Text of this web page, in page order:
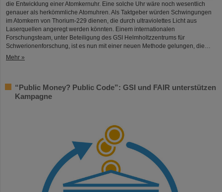
die Entwicklung einer Atomkernuhr. Eine solche Uhr wäre noch wesentlich
genauer als herkömmliche Atomuhren. Als Taktgeber würden Schwingungen
im Atomkern von Thorium-229 dienen, die durch ultraviolettes Licht aus
Laserquellen angeregt werden könnten. Einem internationalen
Forschungsteam, unter Beteiligung des GSI Helmholtzzentrums für
Schwerionenforschung, ist es nun mit einer neuen Methode gelungen, die…
Mehr »
“Public Money? Public Code”: GSI und FAIR unterstützen
Kampagne